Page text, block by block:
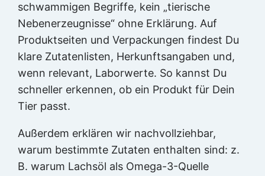
schwammigen Begriffe, kein „tierische
Nebenerzeugnisse“ ohne Erklärung. Auf
Produktseiten und Verpackungen findest Du
klare Zutatenlisten, Herkunftsangaben und,
wenn relevant, Laborwerte. So kannst Du
schneller erkennen, ob ein Produkt für Dein
Tier passt.
Außerdem erklären wir nachvollziehbar,
warum bestimmte Zutaten enthalten sind: z.
B. warum Lachsöl als Omega-3-Quelle